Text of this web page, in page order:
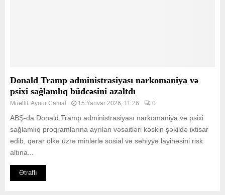
Donald Tramp administrasiyası narkomaniya və
psixi sağlamlıq büdcəsini azaltdı
Müəllif:Aynur Camal 15 Yanvar 2026, 11:26 0
ABŞ-da Donald Tramp administrasiyası narkomaniya və psixi
sağlamlıq proqramlarına ayrılan vəsaitləri kəskin şəkildə ixtisar
edib, qərar ölkə üzrə minlərlə sosial və səhiyyə layihəsini risk
altına...
Ətraflı